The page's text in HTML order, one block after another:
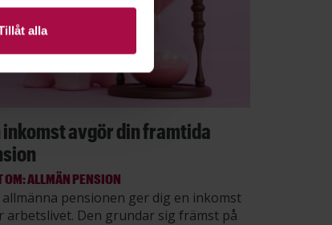
alla
inkomst avgör din framtida
OM: ALLMÄN PENSION
allmänna pensionen ger dig en inkomst
arbetslivet. Den grundar sig främst på